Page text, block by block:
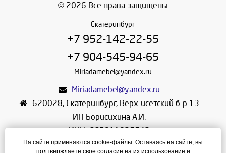
© 2026 Все права защищены
Екатеринбург
+7 952-142-22-55
+7 904-545-94-65
Miriadamebel@yandex.ru
Miriadamebel@yandex.ru
620028, Екатеринбург, Верх-исетский б-р 13
ИП Борисихина А.И.
ИНН: 665811825542
ОГРНИП: 312665804600057
На сайте применяются cookie-файлы. Оставаясь на сайте, вы
подтверждаете свое согласие на их использование и